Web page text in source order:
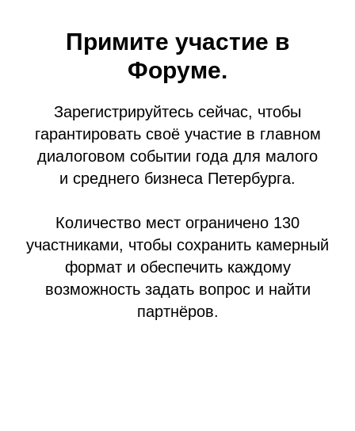
Примите участие в
Форуме.
Зарегистрируйтесь сейчас, чтобы
гарантировать своё участие в главном
диалоговом событии года для малого
и среднего бизнеса Петербурга.
Количество мест ограничено 130
участниками, чтобы сохранить камерный
формат и обеспечить каждому
возможность задать вопрос и найти
партнёров.